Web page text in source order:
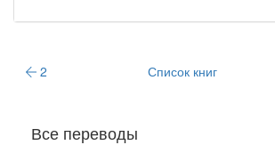
2 Список книг
Все переводы